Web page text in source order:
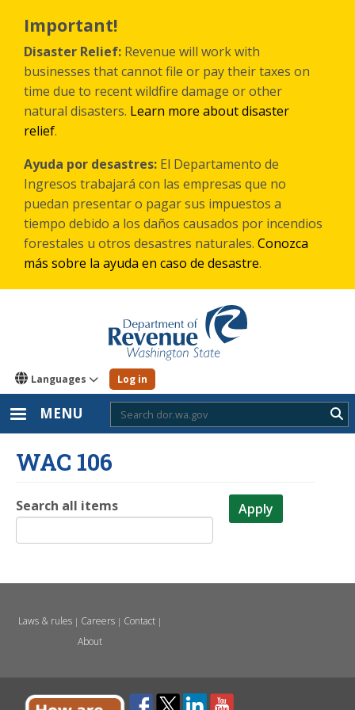
main
content
Important!
Disaster Relief: Revenue will work with
businesses that cannot file or pay their taxes on
time due to recent wildfire damage or other
natural disasters. Learn more about disaster
relief.
Ayuda por desastres: El Departamento de
Ingresos trabajará con las empresas que no
puedan presentar o pagar sus impuestos a
tiempo debido a los daños causados por incendios
forestales u otros desastres naturales. Conozca
más sobre la ayuda en caso de desastre.
Languages Log in
MENU
WAC 106
Search all items Apply
Laws & rules| Careers| Contact|
About